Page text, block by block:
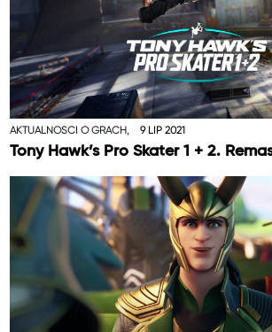
AKTUALNOŚCI O GRACH, 9 LIP 2021
Tony Hawk’s Pro Skater 1 + 2.